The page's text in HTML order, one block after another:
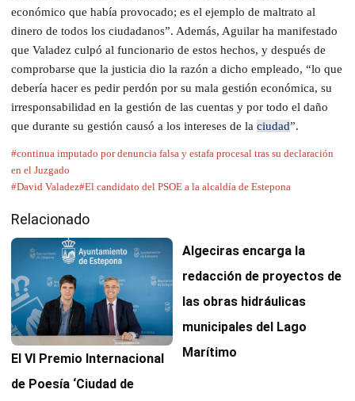
económico que había provocado; es el ejemplo de maltrato al
dinero de todos los ciudadanos”. Además, Aguilar ha manifestado
que Valadez culpó al funcionario de estos hechos, y después de
comprobarse que la justicia dio la razón a dicho empleado, “lo que
debería hacer es pedir perdón por su mala gestión económica, su
irresponsabilidad en la gestión de las cuentas y por todo el daño
que durante su gestión causó a los intereses de la ciudad”.
#continua imputado por denuncia falsa y estafa procesal tras su declaración
en el Juzgado
#David Valadez#El candidato del PSOE a la alcaldía de Estepona
Relacionado
El VI Premio Internacional
de Poesía ‘Ciudad de
Algeciras encarga la
redacción de proyectos de
las obras hidráulicas
municipales del Lago
Marítimo